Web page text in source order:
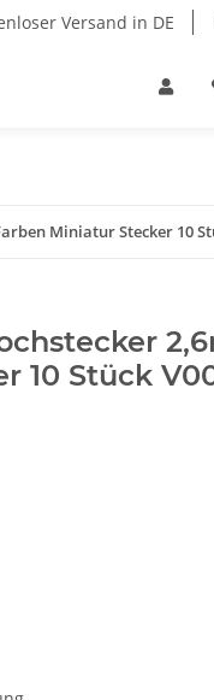
Versand in DE
Miniatur Stecker 10
10 Stück